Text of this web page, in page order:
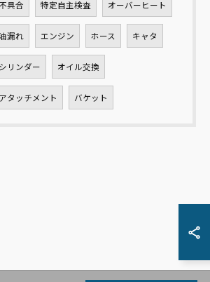
不具合 特定自主検査 オーバーヒート
漏れ エンジン ホース キャタ
シリンダー オイル交換
アタッチメント バケット